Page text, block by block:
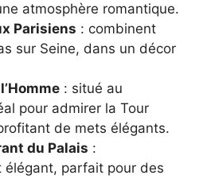
atmosphère romantique.
Parisiens : combinent
sur Seine, dans un décor
: situé au
pour admirer la Tour
de mets élégants.
du Palais :
élégant, parfait pour des